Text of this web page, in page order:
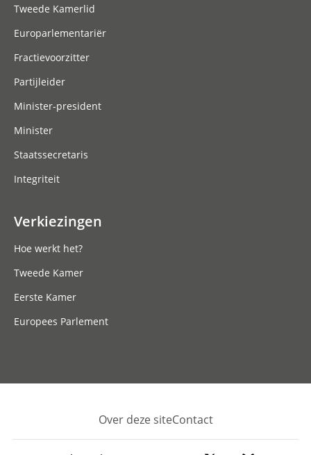
Tweede Kamerlid
Europarlementariër
Fractievoorzitter
Partijleider
Minister-president
Minister
Staatssecretaris
Integriteit
Verkiezingen
Hoe werkt het?
Tweede Kamer
Eerste Kamer
Europees Parlement
Footer
Over deze siteContact